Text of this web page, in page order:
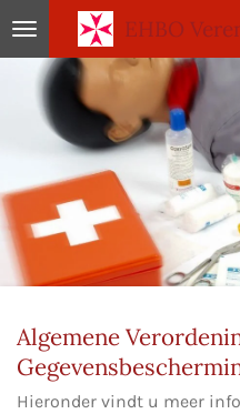
Ga
direct
naar
hoofdinhoud
EHBO
Algemene
Hieronder vindt u meer